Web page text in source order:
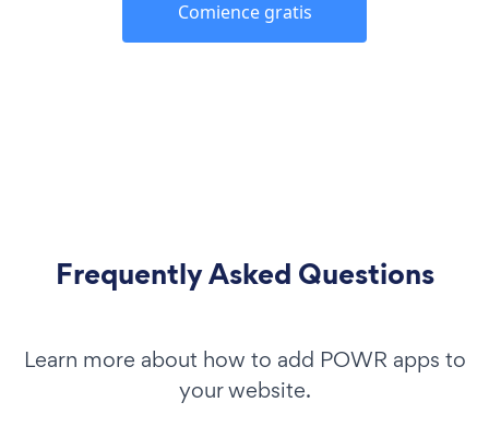
Comience gratis
Frequently Asked Questions
Learn more about how to add POWR apps to
your website.